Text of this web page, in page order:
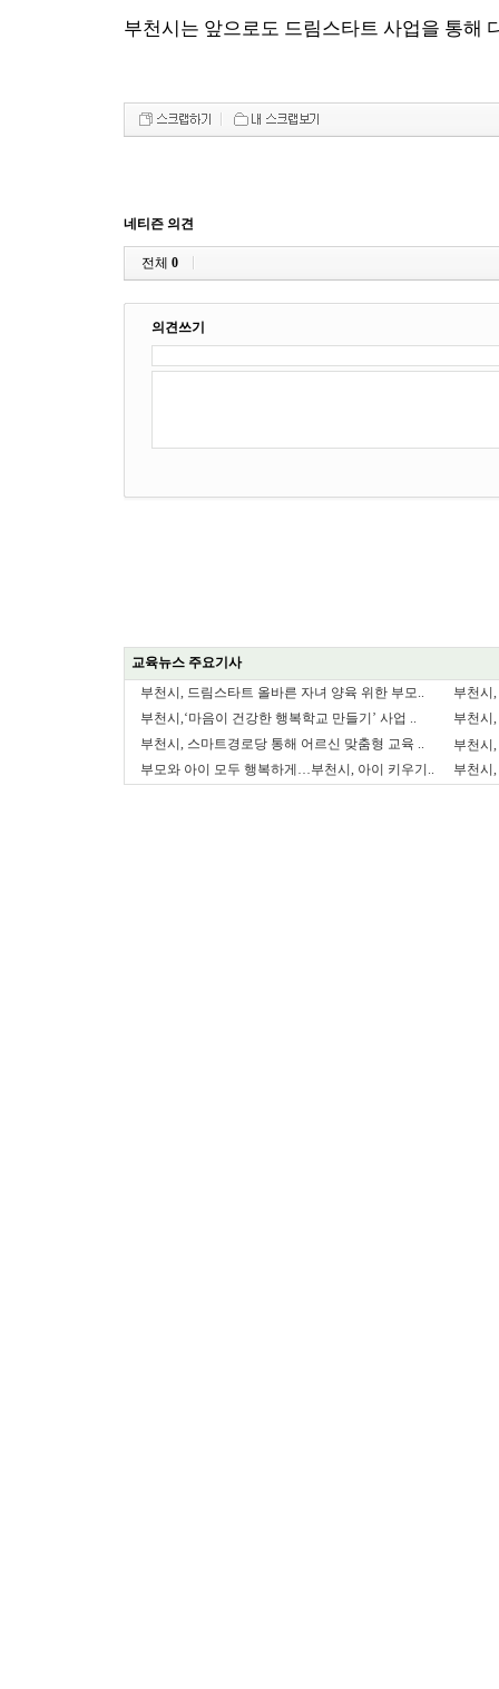
부천시는 앞으로도 드림스타트 사업을 통해
네티즌 의견
전체 0
의견쓰기
교육뉴스 주요기사
부천시, 드림스타트 올바른 자녀 양육 위한 부모..
부천시
부천시,‘마음이 건강한 행복학교 만들기’ 사업 ..
부천시
부천시, 스마트경로당 통해 어르신 맞춤형 교육 ..
부천시
부모와 아이 모두 행복하게…부천시, 아이 키우기..
부천시